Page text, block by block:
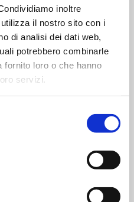
inoltre
il nostro sito con i
di analisi dei dati web,
potrebbero combinarle
fornito loro o che hanno
servizi.
utilizzato p
generare dati s
su come i
utilizz
sito internet.
ne